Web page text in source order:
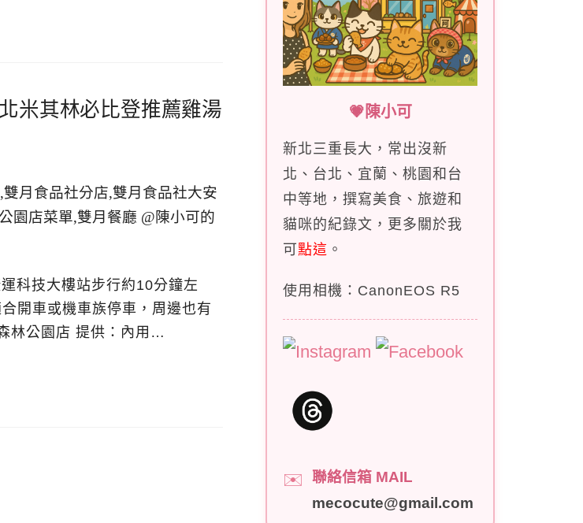
米其林必比登推薦雞湯
科技大樓站步行約10分鐘左
開車或機車族停車，周邊也有
林公園店 提供：內用…
💗陳小可
新北三重長大，常出沒新
北、台北、宜蘭、桃園和台
中等地，撰寫美食、旅遊和
貓咪的紀錄文，更多關於我
可點這 。
使用相機：CanonEOS R5
✉️
聯絡信箱 MAIL
mecocute@gmail.com